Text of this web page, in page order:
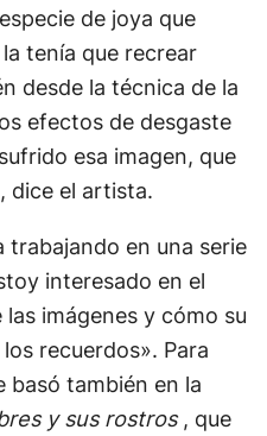
de joya que
tenía que recrear
desde la técnica de la
efectos de desgaste
esa imagen, que
dice el artista.
trabajando en una serie
interesado en el
imágenes y cómo su
recuerdos». Para
basó también en la
y sus rostros , que